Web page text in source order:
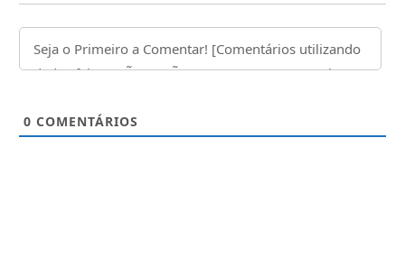
0 COMENTÁRIOS